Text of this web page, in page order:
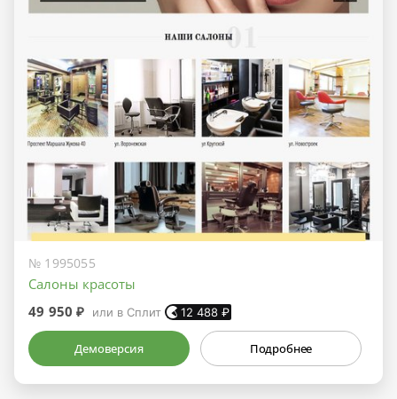
№ 1995055
Салоны красоты
49 950 ₽
или в Сплит 12 488₽
Демоверсия Подробнее